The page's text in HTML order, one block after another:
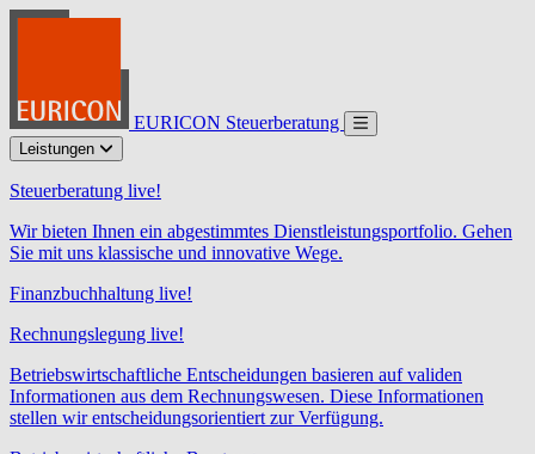
EURICON Steuerberatung
Leistungen
Steuerberatung live!
Wir bieten Ihnen ein abgestimmtes Dienstleistungsportfolio. Gehen
Sie mit uns klassische und innovative Wege.
Finanzbuchhaltung live!
Rechnungslegung live!
Betriebswirtschaftliche Entscheidungen basieren auf validen
Informationen aus dem Rechnungswesen. Diese Informationen
stellen wir entscheidungsorientiert zur Verfügung.